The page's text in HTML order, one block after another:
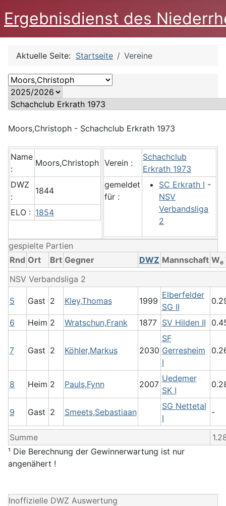
Ergebnisdienst des
Aktuelle Seite: Startseite Vereine
Moors,Christoph - Schachclub Erkrath 1973
Name
:
Moors,Christoph
DWZ
:
1844
ELO : 1854
Verein :
Schachclub
Erkrath 1973
gemeldet
für :
SC Erkrath I -
NSV
Verbandsliga
2
gespielte Partien
Rnd Ort Brt Gegner DWZ Mannschaft We
NSV Verbandsliga 2
5 Gast 2 Kley,Thomas 1999
Elberfelder
SG II
6 Heim 2 Wratschun,Frank 1877 SV Hilden II
7 Gast 2 Köhler,Markus 2030
SF
Gerresheim
I
8 Heim 2 Pauls,Fynn 2007
Uedemer
SK I
9 Gast 2 Smeets,Sebastiaan
SG Nettetal
I
-
Summe
¹ Die Berechnung der Gewinnerwartung ist nur
angenähert !
Inoffizielle DWZ Auswertung